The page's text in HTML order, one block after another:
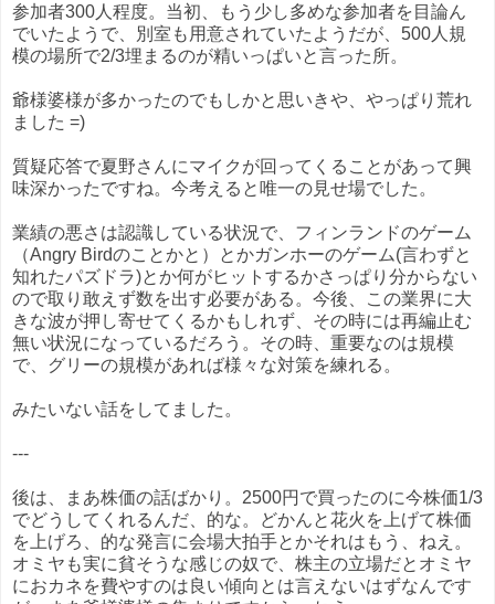
参加者300人程度。当初、もう少し多めな参加者を目論ん
でいたようで、別室も用意されていたようだが、500人規
模の場所で2/3埋まるのが精いっぱいと言った所。
爺様婆様が多かったのでもしかと思いきや、やっぱり荒れ
ました =)
質疑応答で夏野さんにマイクが回ってくることがあって興
味深かったですね。今考えると唯一の見せ場でした。
業績の悪さは認識している状況で、フィンランドのゲーム
（Angry Birdのことかと）とかガンホーのゲーム(言わずと
知れたパズドラ)とか何がヒットするかさっぱり分からない
ので取り敢えず数を出す必要がある。今後、この業界に大
きな波が押し寄せてくるかもしれず、その時には再編止む
無い状況になっているだろう。その時、重要なのは規模
で、グリーの規模があれば様々な対策を練れる。
みたいない話をしてました。
---
後は、まあ株価の話ばかり。2500円で買ったのに今株価1/3
でどうしてくれるんだ、的な。どかんと花火を上げて株価
を上げろ、的な発言に会場大拍手とかそれはもう、ねえ。
オミヤも実に貧そうな感じの奴で、株主の立場だとオミヤ
におカネを費やすのは良い傾向とは言えないはずなんです